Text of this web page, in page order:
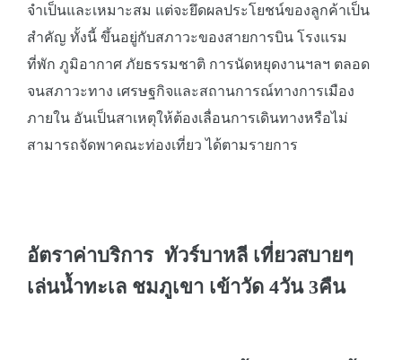
จำเป็นและเหมาะสม แต่จะยึดผลประโยชน์ของลูกค้าเป็น
สำคัญ ทั้งนี้ ขึ้นอยู่กับสภาวะของสายการบิน โรงแรม
ที่พัก ภูมิอากาศ ภัยธรรมชาติ การนัดหยุดงานฯลฯ ตลอด
จนสภาวะทาง เศรษฐกิจและสถานการณ์ทางการเมือง
ภายใน อันเป็นสาเหตุให้ต้องเลื่อนการเดินทางหรือไม่
สามารถจัดพาคณะท่องเที่ยว ได้ตามรายการ
อัตราค่าบริการ ทัวร์บาหลี เที่ยวสบายๆ
เล่นน้ำทะเล ชมภูเขา เข้าวัด 4วัน 3คืน